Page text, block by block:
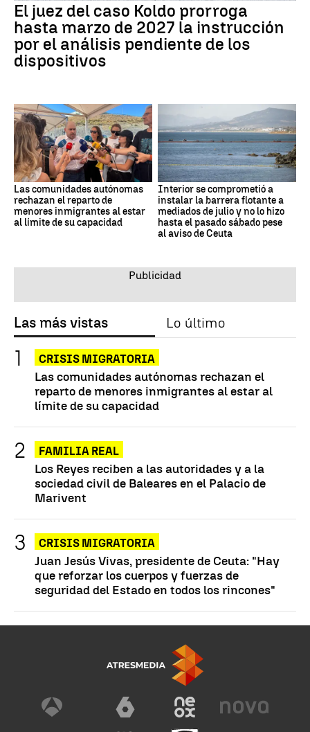
El juez del caso Koldo prorroga
hasta marzo de 2027 la instrucción
por el análisis pendiente de los
dispositivos
Las comunidades autónomas
rechazan el reparto de
menores inmigrantes al estar
al límite de su capacidad
Interior se comprometió a
instalar la barrera flotante a
mediados de julio y no lo hizo
hasta el pasado sábado pese
al aviso de Ceuta
Las más vistas Lo último
CRISIS MIGRATORIA
Las comunidades autónomas rechazan el
reparto de menores inmigrantes al estar al
límite de su capacidad
FAMILIA REAL
Los Reyes reciben a las autoridades y a la
sociedad civil de Baleares en el Palacio de
Marivent
CRISIS MIGRATORIA
Juan Jesús Vivas, presidente de Ceuta: "Hay
que reforzar los cuerpos y fuerzas de
seguridad del Estado en todos los rincones"